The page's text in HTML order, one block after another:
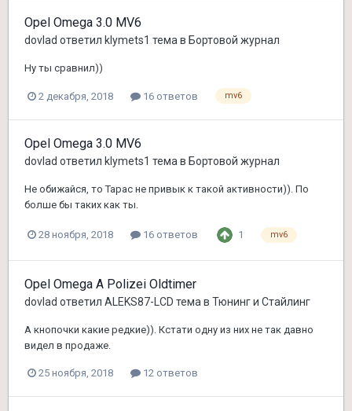
Opel Omega 3.0 MV6
dovlad ответил klymets1 тема в Бортовой журнал
Ну ты сравнил))
2 декабря, 2018 16 ответов mv6
Opel Omega 3.0 MV6
dovlad ответил klymets1 тема в Бортовой журнал
Не обижайся, то Тарас не привык к такой активности)). По
болше бы таких как ты.
28 ноября, 2018 16 ответов 1 mv6
Opel Omega A Polizei Oldtimer
dovlad ответил ALEKS87-LCD тема в Тюнинг и Стайлинг
А кнопочки какие редкие)). Кстати одну из них не так давно
видел в продаже.
25 ноября, 2018 12 ответов